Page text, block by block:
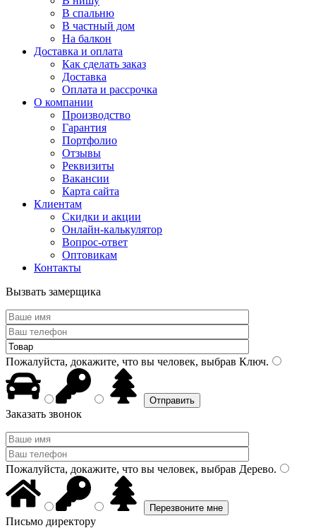
В спальню
В частный дом
На балкон
Доставка и оплата
Как сделать заказ
Доставка
Оплата и рассрочка
О компании
Производство
Гарантия
Портфолио
Отзывы
Реквизиты
Вакансии
Карта сайта
Клиентам
Скидки и акции
Онлайн-калькулятор
Вопрос-ответ
Оптовикам
Контакты
Вызвать замерщика
Пожалуйста, докажите, что вы человек, выбрав Ключ.
Заказать звонок
Пожалуйста, докажите, что вы человек, выбрав Дерево.
Письмо директору